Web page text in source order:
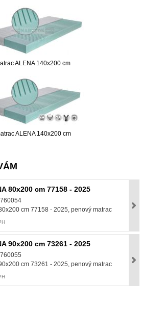
ALENA 140x200 cm
ALENA 140x200 cm
80x200 cm 77158 - 2025
cm 77158 - 2025, penový matrac
90x200 cm 73261 - 2025
cm 73261 - 2025, penový matrac